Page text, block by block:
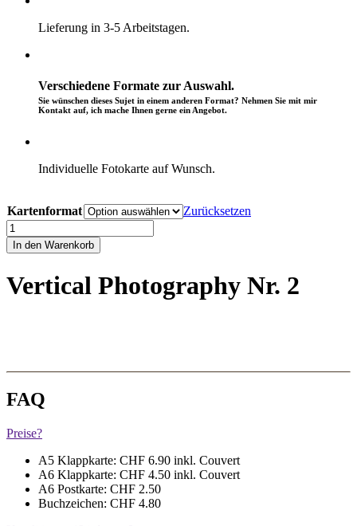
Lieferung in 3-5 Arbeitstagen.
Verschiedene Formate zur Auswahl.
Sie wünschen dieses Sujet in einem anderen Format? Nehmen Sie mit mir
Kontakt auf, ich mache Ihnen gerne ein Angebot.
Individuelle Fotokarte auf Wunsch.
Kartenformat
Zurücksetzen
Vertical
Photography
Nr.
Menge
In den Warenkorb
Vertical Photography Nr. 2
FAQ
Preise?
A5 Klappkarte: CHF 6.90 inkl. Couvert
A6 Klappkarte: CHF 4.50 inkl. Couvert
A6 Postkarte: CHF 2.50
Buchzeichen: CHF 4.80